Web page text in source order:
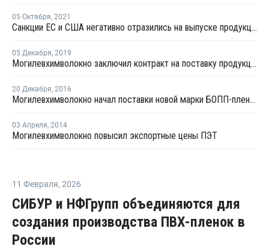
05 Октября, 2021
Санкции ЕС и США негативно отразились на выпуске продукции Могилевхимволокно
05 Декабря, 2019
Могилевхимволокно заключил контракт на поставку продукции в Сербию
20 Декабря, 2016
Могилевхимволокно начал поставки новой марки БОПП-пленки
03 Апреля, 2014
Могилевхимволокно повысил экспортные цены ПЭТ
11 Февраля, 2026
СИБУР и НФГрупп объединяются для
создания производства ПВХ-пленок в
России